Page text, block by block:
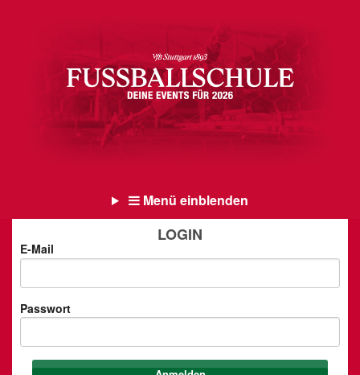
Menü einblenden
LOGIN
E-Mail
Passwort